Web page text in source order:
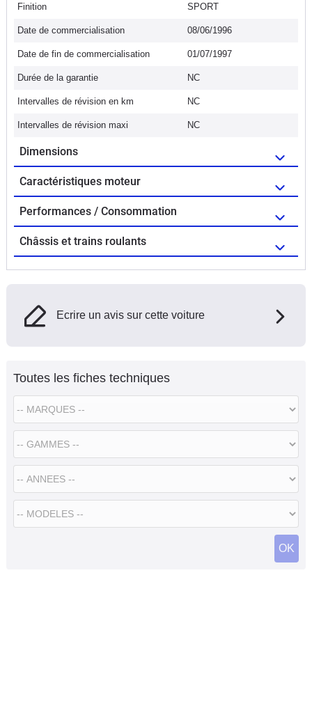
Finition SPORT
Date de commercialisation 08/06/1996
Date de fin de commercialisation 01/07/1997
Durée de la garantie NC
Intervalles de révision en km NC
Intervalles de révision maxi NC
Dimensions
Caractéristiques moteur
Performances / Consommation
Châssis et trains roulants
Ecrire un avis sur cette voiture
Toutes les fiches techniques